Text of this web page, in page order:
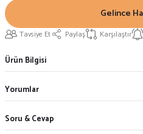
Gelince
Tavsiye Et Paylaş Karşılaştır
Ürün Bilgisi
Yorumlar
Soru & Cevap